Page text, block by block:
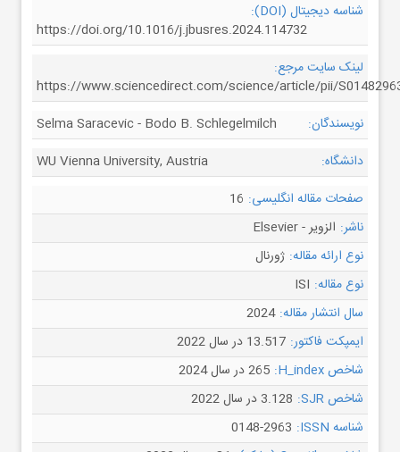
شناسه دیجیتال (DOI):
https://doi.org/10.1016/j.jbusres.2024.114732
لینک سایت مرجع:
https://www.sciencedirect.com/science/article/pii/
نویسندگان:
Selma Saracevic - Bodo B. Schlegelmilch
دانشگاه:
WU Vienna University, Austria
صفحات مقاله انگلیسی: 16
ناشر: الزویر - Elsevier
نوع ارائه مقاله: ژورنال
نوع مقاله: ISI
سال انتشار مقاله: 2024
ایمپکت فاکتور: 13.517 در سال 2022
شاخص H_index:
265 در سال 2024
شاخص SJR:
3.128 در سال 2022
شناسه ISSN:
0148-2963